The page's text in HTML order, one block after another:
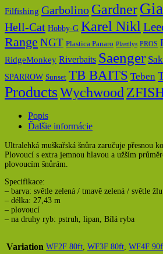
Filfishing Garbolino Gardner
Hell-Cat Hobby-G Karel Nikl
Range NGT Plastica Panaro Plastilys PROS
RidgeMonkey Riverbaits Saenger
SPARROW Sunset TB BAITS Teben
ProductsWychwood
Popis
Ďalšie informácie
Ultralehká muškařská šnůra zaručuje přesnou
Plovoucí s extra jemnou hlavou a užším
plovoucím šnůrám.
Specifikace:
– barva: světle zelená / tmavě zelená / světle
– délka: 27,43 m
– plovoucí
– na druhy ryb: pstruh, lipan, Bílá ryba
Variation WF2F 80ft WF3F 80ft WF4F